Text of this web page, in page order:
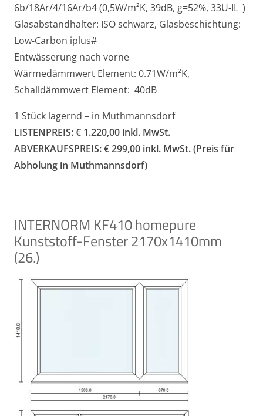
6b/18Ar/4/16Ar/b4 (0,5W/m²K, 39dB, g=52%, 33U-IL_)
Glasabstandhalter: ISO schwarz, Glasbeschichtung:
Low-Carbon iplus#
Entwässerung nach vorne
Wärmedämmwert Element: 0.71W/m²K,
Schalldämmwert Element: 40dB
1 Stück lagernd – in Muthmannsdorf
LISTENPREIS: € 1.220,00 inkl. MwSt.
ABVERKAUFSPREIS: € 299,00 inkl. MwSt. (Preis für
Abholung in Muthmannsdorf)
INTERNORM KF410 homepure
Kunststoff-Fenster 2170x1410mm
(26.)